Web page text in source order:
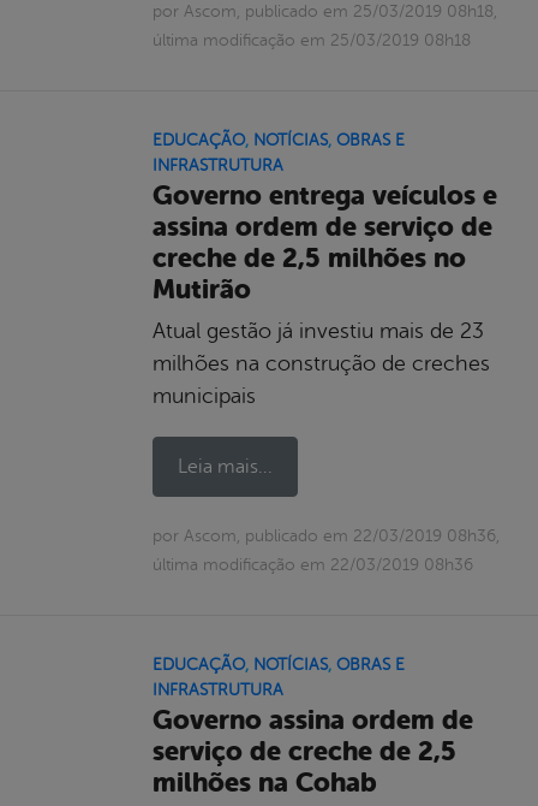
por Ascom, publicado em 25/03/2019 08h18,
última modificação em 25/03/2019 08h18
EDUCAÇÃO, NOTÍCIAS, OBRAS E
INFRASTRUTURA
Governo entrega veículos e
assina ordem de serviço de
creche de 2,5 milhões no
Mutirão
Atual gestão já investiu mais de 23
milhões na construção de creches
municipais
Leia mais...
por Ascom, publicado em 22/03/2019 08h36,
última modificação em 22/03/2019 08h36
EDUCAÇÃO, NOTÍCIAS, OBRAS E
INFRASTRUTURA
Governo assina ordem de
serviço de creche de 2,5
milhões na Cohab